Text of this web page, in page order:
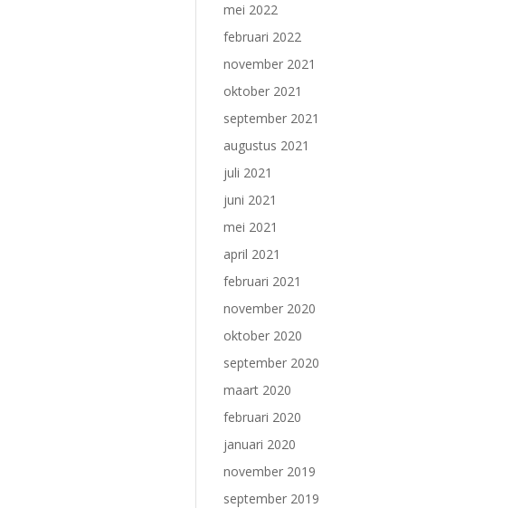
mei 2022
februari 2022
november 2021
oktober 2021
september 2021
augustus 2021
juli 2021
juni 2021
mei 2021
april 2021
februari 2021
november 2020
oktober 2020
september 2020
maart 2020
februari 2020
januari 2020
november 2019
september 2019